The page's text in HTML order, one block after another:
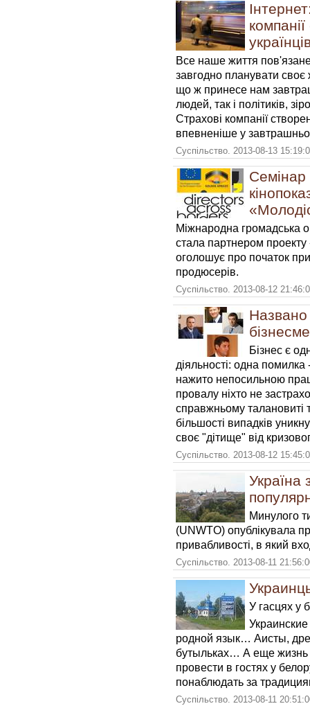
Все наше життя
завгодно планувати своє
що ж принесе нам
людей, так і політиків,
Страхові компанії
впевненіше у
Суспільство. 2013-08-13
Семінар
Міжнародна громадська
стала партнером проекту
оголошує про початок
продюсерів.
Суспільство. 2013-08-12
Бізнес є
діяльності: одна
нажито непосильною
провалу ніхто не
справжньому талановиті
більшості випадків
своє "дітище" від
Суспільство. 2013-08-12
Україна
Минулого
(UNWTO) опублікувала
привабливості, в який
Суспільство. 2013-08-11
У гасцях у
родной язык… Аисты,
бутыльках… А еще
провести в гостях у
понаблюдать за
Суспільство. 2013-08-11